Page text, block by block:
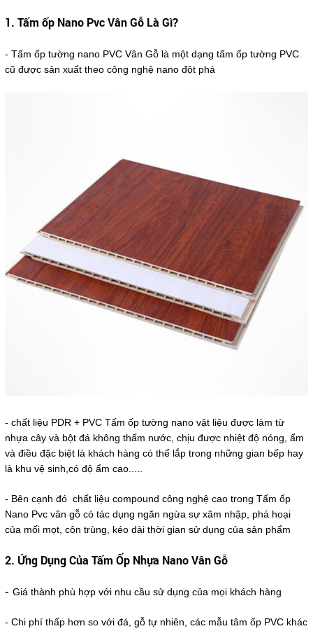
1. Tấm ốp Nano Pvc Vân Gỗ Là Gì?
- Tấm ốp tường nano PVC Vân Gỗ là một dạng tấm ốp tường PVC
cũ được sản xuất theo công nghệ nano đột phá
- chất liệu PDR + PVC Tấm ốp tường nano vật liệu được làm từ
nhựa cây và bột đá không thấm nước, chịu được nhiệt độ nóng, ẩm
và điều đặc biệt là khách hàng có thể lắp trong những gian bếp hay
là khu vệ sinh,có độ ẩm cao.....
- Bên cạnh đó chất liệu compound công nghệ cao trong Tấm ốp
Nano Pvc vân gỗ có tác dụng ngăn ngừa sự xâm nhập, phá hoại
của mối mọt, côn trùng, kéo dài thời gian sử dụng của sản phẩm
2. Ứng Dụng Của Tấm Ốp Nhựa Nano Vân Gỗ
- Giá thành phù hợp với nhu cầu sử dụng của mọi khách hàng
- Chi phí thấp hơn so với đá, gỗ tự nhiên, các mẫu tâm ốp PVC khác